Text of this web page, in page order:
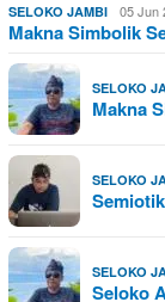
SELOKO JAMBI 05 Jun
Makna Simbolik
SELOKO
Makna
SELOKO
SELOKO
Seloko